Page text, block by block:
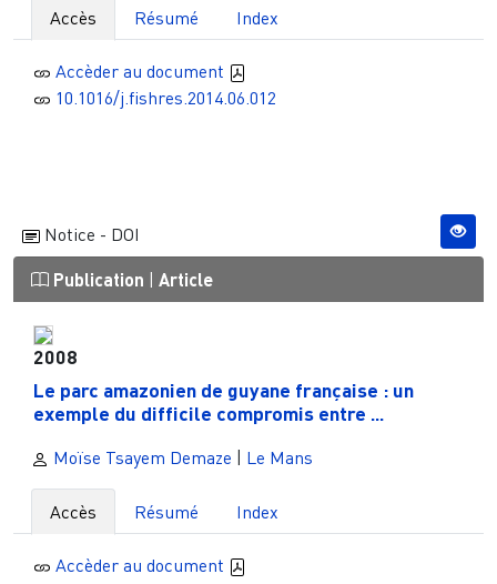
Accès Résumé Index
Accèder au document
10.1016/j.fishres.2014.06.012
Notice - DOI
Publication Article
2008
Le parc amazonien de guyane française : un
exemple du difficile compromis entre ...
Moïse Tsayem Demaze Le Mans
Accès Résumé Index
Accèder au document